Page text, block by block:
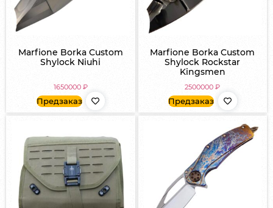
Marfione Borka Custom
Shylock Niuhi
1650000 ₽
Предзаказ
Marfione Borka Custom
Shylock Rockstar
Kingsmen
2500000₽
Предзаказ